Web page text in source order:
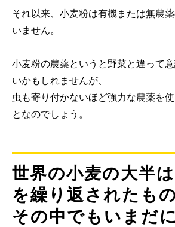
それ以来、小麦粉は有機または無農
いません。
小麦粉の農薬というと野菜と違って
いかもしれませんが、
虫も寄り付かないほど強力な農薬を
となのでしょう。
世界の小麦の大半
を繰り返されたもの
その中でもいまだ